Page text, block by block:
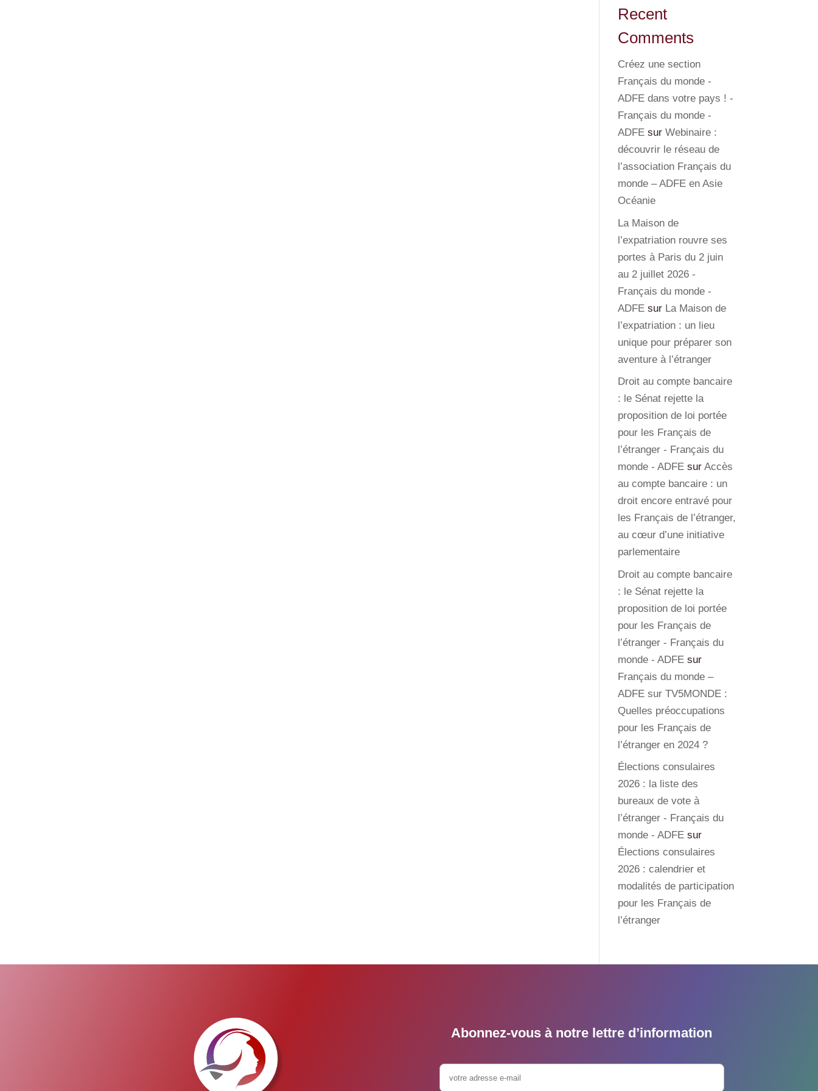
Recent
Comments
Créez une section
Français du monde -
ADFE dans votre pays ! -
Français du monde -
ADFE surWebinaire :
découvrir le réseau de
l’association Français du
monde – ADFE en Asie
Océanie
La Maison de
l’expatriation rouvre ses
portes à Paris du 2 juin
au 2 juillet 2026 -
Français du monde -
ADFE sur La Maison de
l’expatriation : un lieu
unique pour préparer son
aventure à l’étranger
Droit au compte bancaire
: le Sénat rejette la
proposition de loi portée
pour les Français de
l’étranger - Français du
monde - ADFE surAccès
au compte bancaire : un
droit encore entravé pour
les Français de l’étranger,
au cœur d’une initiative
parlementaire
Droit au compte bancaire
: le Sénat rejette la
proposition de loi portée
pour les Français de
l’étranger - Français du
monde - ADFE sur
Français du monde –
ADFE sur TV5MONDE :
Quelles préoccupations
pour les Français de
l’étranger en 2024 ?
Élections consulaires
2026 : la liste des
bureaux de vote à
l’étranger - Français du
monde - ADFE sur
Élections consulaires
2026 : calendrier et
modalités de participation
pour les Français de
l’étranger
Abonnez-vous à notre lettre d’information